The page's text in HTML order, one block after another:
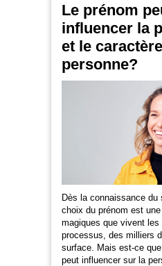
Le prénom
influencer la
et le
personne?
Dès la connaissance du
choix du prénom est
magiques que vivent
processus, des milliers
surface. Mais est-ce
peut influencer sur la